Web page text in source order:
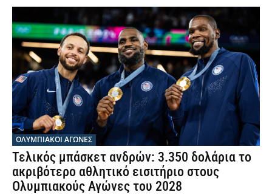
ΟΛΥΜΠΙΑΚΟΊ ΑΓΏΝΕΣ
Τελικός μπάσκετ ανδρών: 3.350 δολάρια το
ακριβότερο αθλητικό εισιτήριο στους
Ολυμπιακούς Αγώνες του 2028